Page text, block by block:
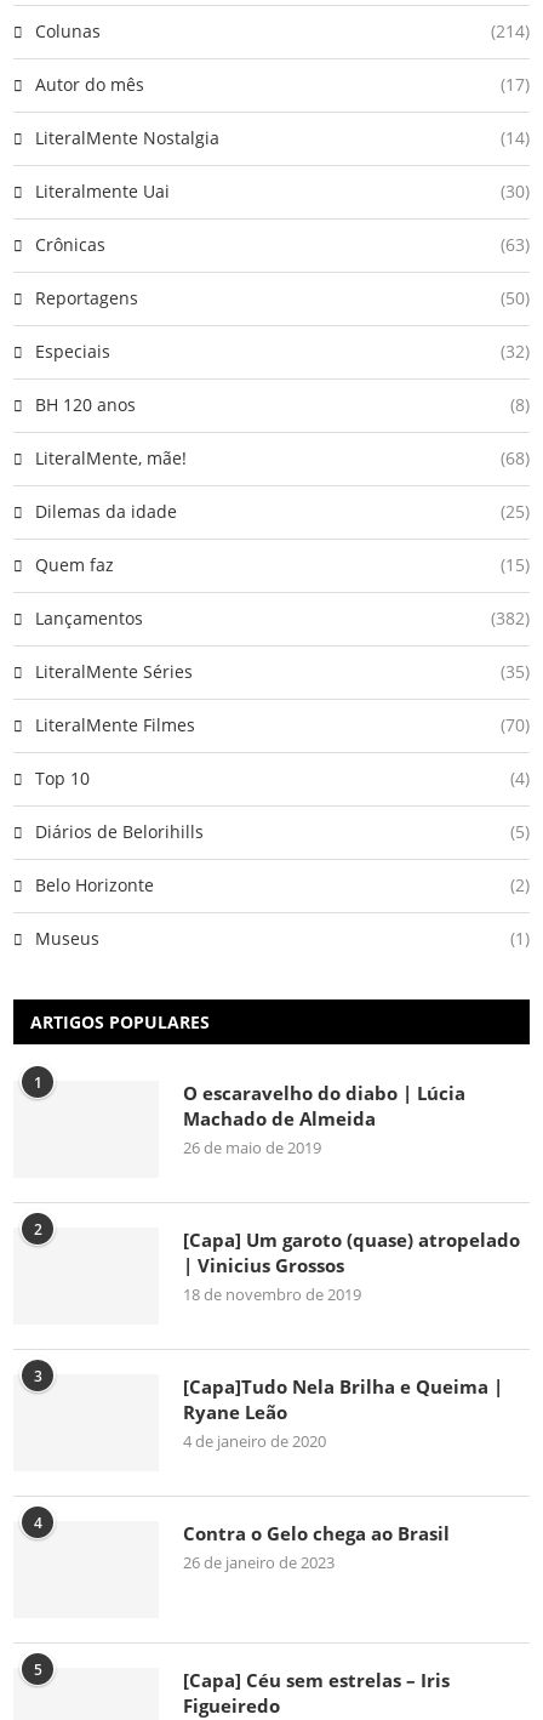
Colunas (214)
Autor do mês (17)
LiteralMente Nostalgia (14)
Literalmente Uai (30)
Crônicas (63)
Reportagens (50)
Especiais (32)
BH 120 anos (8)
LiteralMente, mãe! (68)
Dilemas da idade (25)
Quem faz (15)
Lançamentos (382)
LiteralMente Séries (35)
LiteralMente Filmes (70)
Top 10 (4)
Diários de Belorihills (5)
Belo Horizonte (2)
Museus (1)
ARTIGOS POPULARES
1
O escaravelho do diabo | Lúcia
Machado de Almeida
26 de maio de 2019
2
[Capa] Um garoto (quase) atropelado
| Vinicius Grossos
18 de novembro de 2019
3
[Capa]Tudo Nela Brilha e Queima |
Ryane Leão
4 de janeiro de 2020
4 Contra o Gelo chega ao Brasil
26 de janeiro de 2023
5
[Capa] Céu sem estrelas – Iris
Figueiredo